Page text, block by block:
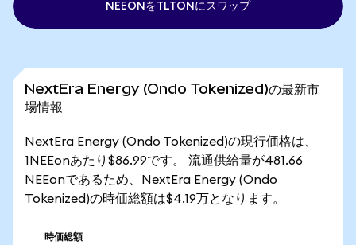
NEEONをTLTONにスワップ
NextEra Energy (Ondo Tokenized)の最新市
場情報
NextEra Energy (Ondo Tokenized)の現行価格は、
1NEEonあたり$86.99です。 流通供給量が481.66
NEEonであるため、NextEra Energy (Ondo
Tokenized)の時価総額は$4.19万となります。
時価総額